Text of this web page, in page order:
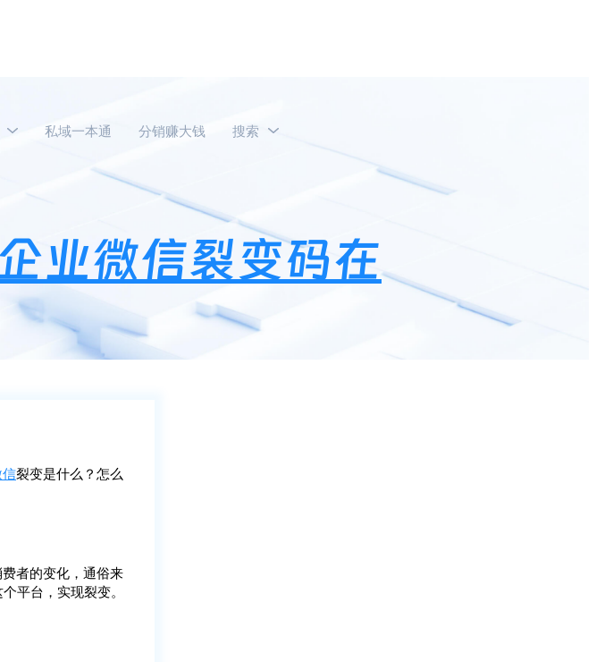
私域一本通 分销赚大钱 搜索
企业微信裂变码在哪里找？
业微信裂变码在
裂变是什么？怎么
者的变化，通俗来
平台，实现裂变。